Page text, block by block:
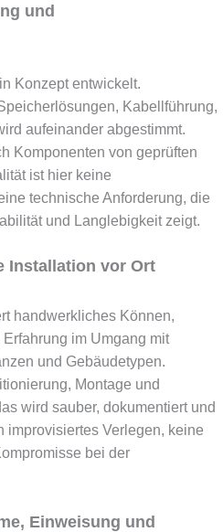
und
Konzept entwickelt.
Kabellführung,
aufeinander abgestimmt.
Komponenten von geprüften
ist hier keine
technische Anforderung, die
und Langlebigkeit zeigt.
Installation vor Ort
handwerkliches Können,
im Umgang mit
und Gebäudetypen.
Montage und
wird sauber, dokumentiert und
improvisiertes Verlegen, keine
bei der
Einweisung und